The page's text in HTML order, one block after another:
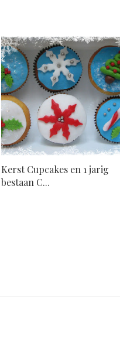
Kerst Cupcakes en 1 jarig
bestaan C...